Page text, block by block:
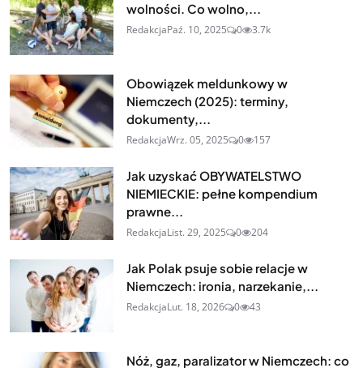
wolności. Co wolno,...
RedakcjaPaź. 10, 2025 0 3.7k
Obowiązek meldunkowy w
Niemczech (2025): terminy,
dokumenty,...
RedakcjaWrz. 05, 2025 0 157
Jak uzyskać OBYWATELSTWO
NIEMIECKIE: pełne kompendium
prawne...
RedakcjaList. 29, 2025 0 204
Jak Polak psuje sobie relacje w
Niemczech: ironia, narzekanie,...
RedakcjaLut. 18, 2026 0 43
Nóż, gaz, paralizator w Niemczech: co